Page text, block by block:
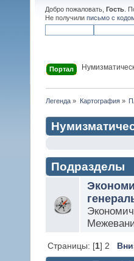
Добро пожаловать, Гость .
Не получили письмо с
Портал
Легенда » Картография»
Подразделы
Страницы: [1] 2